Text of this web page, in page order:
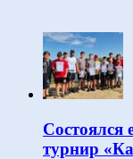
Состоялся
турнир